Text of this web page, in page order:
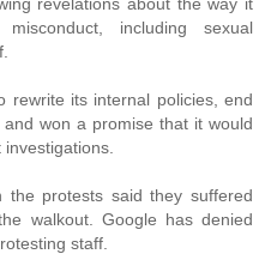
including sexual
rewrite its internal policies, end
won a promise that it would
the protests said they suffered
walkout. Google has denied
staff.